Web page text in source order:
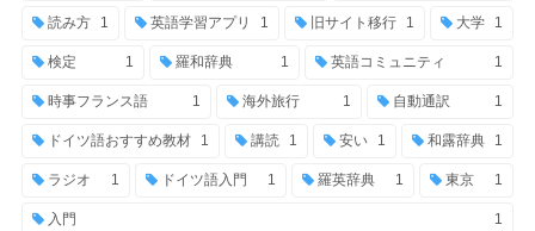
読み方 1 英語学習アプリ 1 旧サイト移行 1 大学 1
検定 1 羅和辞典 1 英語コミュニティ 1
時事フランス語 1 海外旅行 1 自動通訳 1
ドイツ語おすすめ教材 1 講読 1 安い 1 和露辞典 1
ラジオ 1 ドイツ語入門 1 羅英辞典 1 東京 1
入門 1